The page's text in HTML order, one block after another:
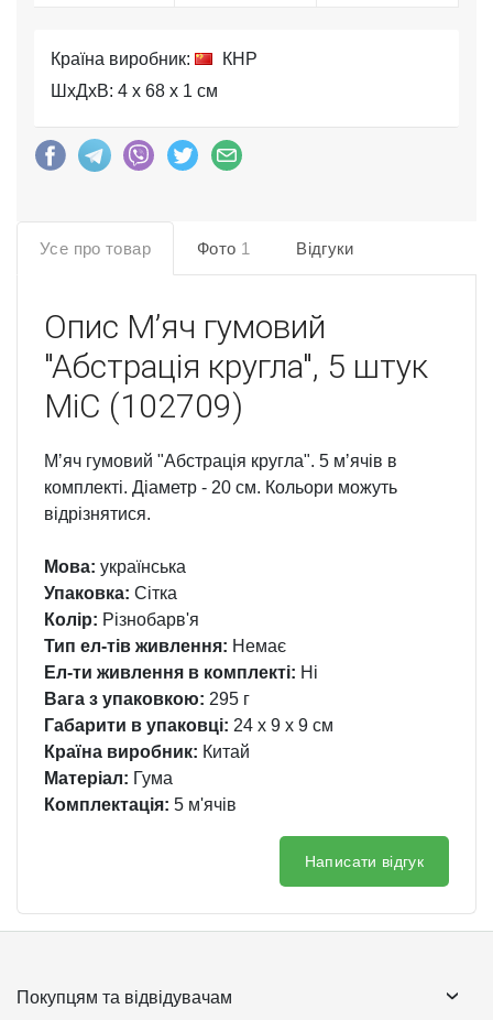
Країна виробник:
КНР
ШхДхВ: 4 x 68 x 1 см
Усе про товар Фото 1 Відгуки
Опис Мʼяч гумовий
"Абстрація кругла", 5 штук
MiC (102709)
Мʼяч гумовий "Абстрація кругла". 5 мʼячів в
комплекті. Діаметр - 20 см. Кольори можуть
відрізнятися.
Мова: українська
Упаковка: Сітка
Колір: Різнобарв'я
Тип ел-тів живлення: Немає
Ел-ти живлення в комплекті: Ні
Вага з упаковкою: 295 г
Габарити в упаковці: 24 x 9 x 9 см
Країна виробник: Китай
Матеріал: Гума
Комплектація: 5 м'ячів
Написати відгук
Покупцям та відвідувачам